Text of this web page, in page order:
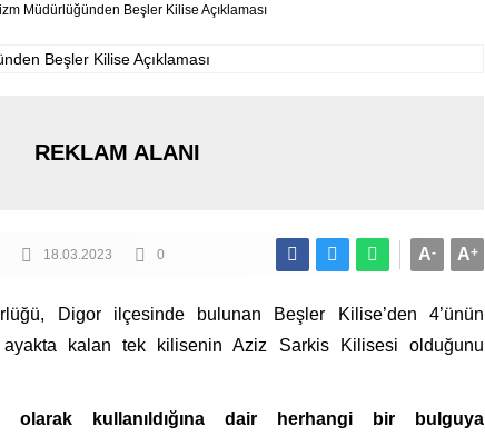
Müdürlüğünden Beşler Kilise Açıklaması
REKLAM ALANI
18.03.2023 0 A+
A-
Digor ilçesinde bulunan Beşler Kilise’den 4’ünün
ayakta kalan tek kilisenin Aziz Sarkis Kilisesi olduğunu
olarak kullanıldığına dair herhangi bir bulguya